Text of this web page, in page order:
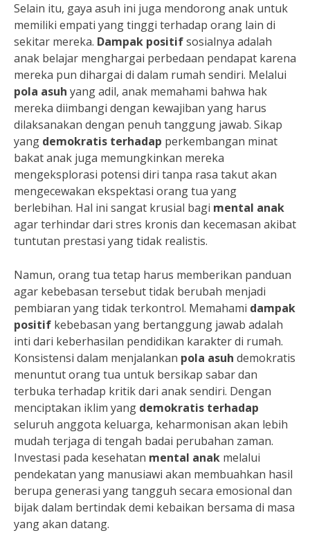
Selain itu, gaya asuh ini juga mendorong anak untuk
memiliki empati yang tinggi terhadap orang lain di
sekitar mereka. Dampak positifsosialnya adalah
anak belajar menghargai perbedaan pendapat karena
mereka pun dihargai di dalam rumah sendiri. Melalui
pola asuh yang adil, anak memahami bahwa hak
mereka diimbangi dengan kewajiban yang harus
dilaksanakan dengan penuh tanggung jawab. Sikap
yang demokratis terhadap perkembangan minat
bakat anak juga memungkinkan mereka
mengeksplorasi potensi diri tanpa rasa takut akan
mengecewakan ekspektasi orang tua yang
berlebihan. Hal ini sangat krusial bagi mental anak
agar terhindar dari stres kronis dan kecemasan akibat
tuntutan prestasi yang tidak realistis.
Namun, orang tua tetap harus memberikan panduan
agar kebebasan tersebut tidak berubah menjadi
pembiaran yang tidak terkontrol. Memahami dampak
positif kebebasan yang bertanggung jawab adalah
inti dari keberhasilan pendidikan karakter di rumah.
Konsistensi dalam menjalankan pola asuh demokratis
menuntut orang tua untuk bersikap sabar dan
terbuka terhadap kritik dari anak sendiri. Dengan
menciptakan iklim yang demokratis terhadap
seluruh anggota keluarga, keharmonisan akan lebih
mudah terjaga di tengah badai perubahan zaman.
Investasi pada kesehatan mental anak melalui
pendekatan yang manusiawi akan membuahkan hasil
berupa generasi yang tangguh secara emosional dan
bijak dalam bertindak demi kebaikan bersama di masa
yang akan datang.